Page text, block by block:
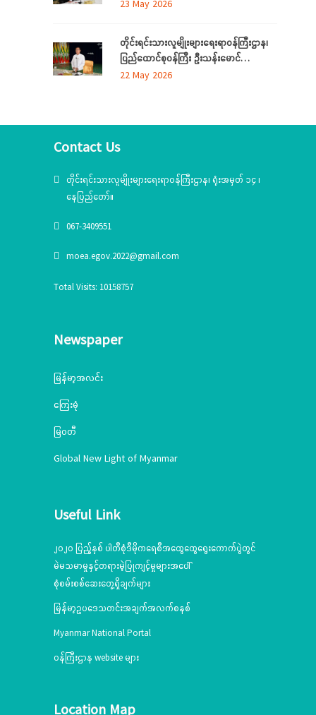
တွေ့ဆုံဆွေးနွေး၊ ဝန်ထမ်းများနှင့်တွေ့ဆုံအမှာ
စကားပြောကြား
23 May 2026
တိုင်းရင်းသားလူမျိုးများရေးရာဝန်ကြီးဌာန၊
ပြည်ထောင်စုဝန်ကြီး ဦးသန်းမောင်
မွန်ပြည်နယ် အတွင်းရှိ တိုင်းရင်းသားစာပေ
22 May 2026
Contact Us
တိုင်းရင်းသားလူမျိုးများရေးရာဝန်ကြီးဌာန၊ ရုံးအမှတ် ၁၄ ၊
နေပြည်တော်။
067-3409551
moea.egov.2022@gmail.com
Total Visits: 10158757
Newspaper
မြန်မာ့အလင်း
ကြေးမုံ
မြဝတီ
Global New Light of Myanmar
Useful Link
၂၀၂၀ ပြည့်နှစ် ပါတီစုံဒီမိုကရေစီအထွေထွေရွေးကောက်ပွဲတွင်
မဲမသမာမှုနှင့်တရားမဲ့ပြုကျင့်မှုများအပေါ်
စုံစမ်းစစ်ဆေးတွေ့ရှိချက်များ
မြန်မာ့ဥပဒေသတင်းအချက်အလက်စနစ်
Myanmar National Portal
ဝန်ကြီးဌာန website များ
Location Map